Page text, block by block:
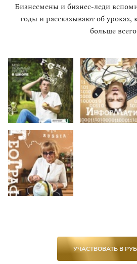
Бизнесмены и бизнес-леди
годы и рассказывают об уроках,
больше всего
УЧАСТВОВАТЬ В